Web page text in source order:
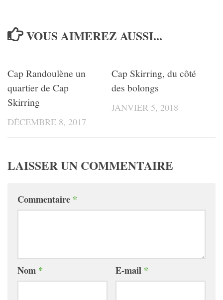
VOUS AIMEREZ AUSSI...
Cap Randoulène un
quartier de Cap
Skirring
DÉCEMBRE 8, 2017
Cap Skirring, du côté
des bolongs
JANVIER 5, 2018
LAISSER UN COMMENTAIRE
Commentaire *
Nom * E-mail *